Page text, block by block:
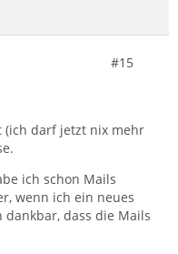
#15
darf jetzt nix mehr
ich schon Mails
wenn ich ein neues
dankbar, dass die Mails